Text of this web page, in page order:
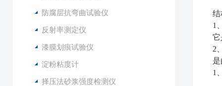
防腐层抗弯曲试验仪
反射率测定仪
漆膜划痕试验仪
淀粉粘度计
择压法砂浆强度检测仪
结
1
它
2
1